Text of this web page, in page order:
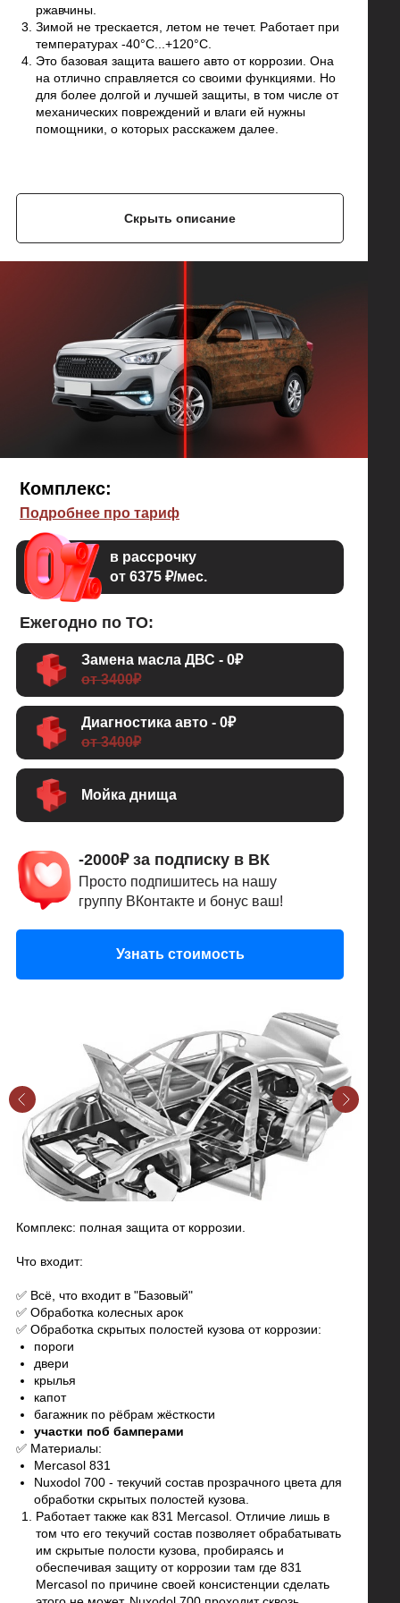
ржавчины.
Зимой не трескается, летом не течет. Работает при
температурах -40°C...+120°C.
Это базовая защита вашего авто от коррозии. Она
на отлично справляется со своими функциями. Но
для более долгой и лучшей защиты, в том числе от
механических повреждений и влаги ей нужны
помощники, о которых расскажем далее.
Скрыть описание
-2000₽ за подписку в ВК
Просто подпишитесь на нашу
группу ВКонтакте и бонус ваш!
Ежегодно по ТО:
Подробнее про тариф
Комплекс:
Узнать стоимость
Мойка днища
Диагностика авто - 0₽
от 3400₽
в рассрочку
от 6375 ₽/мес.
Замена масла ДВС - 0₽
от 3400₽
Комплекс: полная защита от коррозии.
Что входит:
✅ Всё, что входит в "Базовый"
✅ Обработка колесных арок
✅ Обработка скрытых полостей кузова от коррозии:
пороги
двери
крылья
капот
багажник по рёбрам жёсткости
участки поб бамперами
✅ Материалы:
Mercasol 831
Nuxodol 700 - текучий состав прозрачного цвета для
обработки скрытых полостей кузова.
Работает также как 831 Mercasol. Отличие лишь в
том что его текучий состав позволяет обрабатывать
им скрытые полости кузова, пробираясь и
обеспечивая защиту от коррозии там где 831
Mercasol по причине своей консистенции сделать